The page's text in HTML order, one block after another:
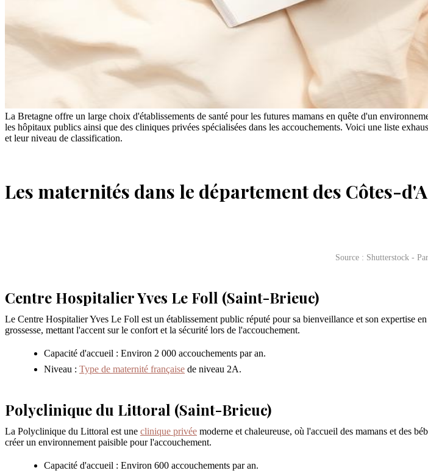
La Bretagne offre un large choix d'établissements de santé pour les futures mamans en quête d'un
les hôpitaux publics ainsi que des cliniques privées spécialisées dans les accouchements. Voici une liste
et leur niveau de classification.
Les maternités dans le département des Côtes-
Source : Shutterstock -
Centre Hospitalier Yves Le Foll (Saint-Brieuc)
Le Centre Hospitalier Yves Le Foll est un établissement public réputé pour sa bienveillance et son expertise
grossesse, mettant l'accent sur le confort et la sécurité lors de l'accouchement.
Capacité d'accueil : Environ 2 000 accouchements par an.
Niveau : Type de maternité française de niveau 2A.
Polyclinique du Littoral (Saint-Brieuc)
La Polyclinique du Littoral est une clinique privée moderne et chaleureuse, où l'accueil des mamans et des
créer un environnement paisible pour l'accouchement.
Capacité d'accueil : Environ 600 accouchements par an.